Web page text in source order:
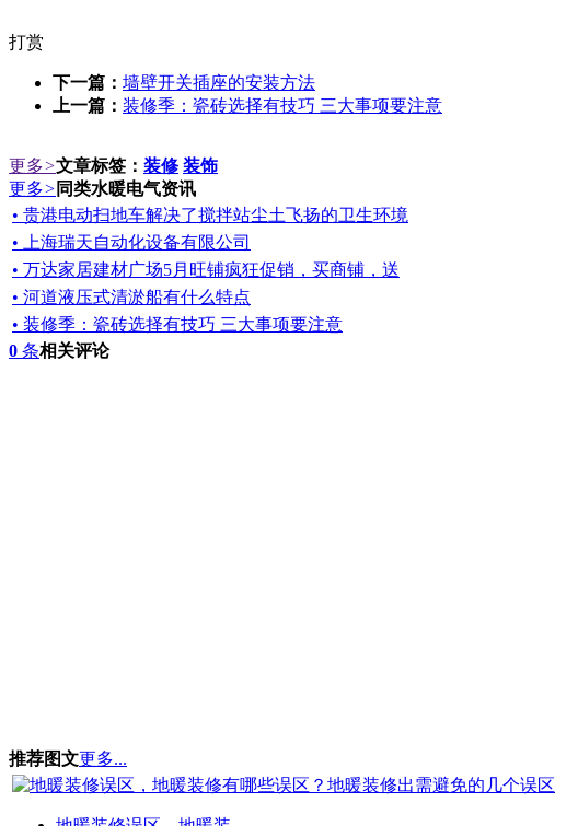
打赏
下一篇： 墙壁开关插座的安装方法
上一篇： 装修季：瓷砖选择有技巧 三大事项要注意
更多>文章标签： 装修 装饰
更多> 同类水暖电气资讯
• 贵港电动扫地车解决了搅拌站尘土飞扬的卫生环境
• 上海瑞天自动化设备有限公司
• 万达家居建材广场5月旺铺疯狂促销，买商铺，送
• 河道液压式清淤船有什么特点
• 装修季：瓷砖选择有技巧 三大事项要注意
0 条相关评论
推荐图文更多...